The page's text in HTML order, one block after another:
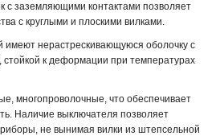
с заземляющими контактами позволяет
с круглыми и плоскими вилками.
имеют нерастрескивающуюся оболочку с
стойкой к деформации при температурах
многопроволочные, что обеспечивает
Наличие выключателя позволяет
не вынимая вилки из штепсельной